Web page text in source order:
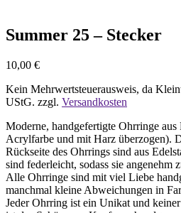
Summer 25 – Stecker
10,00 €
Kein Mehrwertsteuerausweis, da
UStG. zzgl. Versandkosten
Moderne, handgefertigte Ohrringe
Acrylfarbe und mit Harz überzogen).
Rückseite des Ohrrings sind aus
sind federleicht, sodass sie angenehm
Alle Ohrringe sind mit viel Liebe
manchmal kleine Abweichungen in
Jeder Ohrring ist ein Unikat und